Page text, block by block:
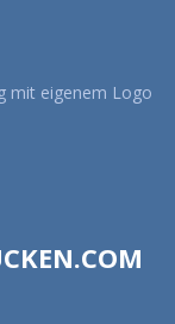
mit eigenem Logo